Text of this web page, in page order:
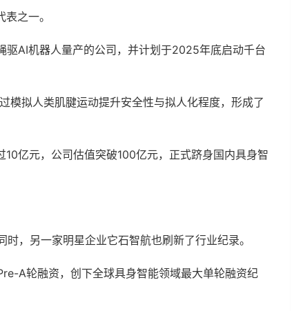
之一。
驱AI机器人量产的公司，并计划于2025年底启动千台
模拟人类肌腱运动提升安全性与拟人化程度，形成了
亿元，公司估值突破100亿元，正式跻身国内具身智
，另一家明星企业它石智航也刷新了行业纪录。
A轮融资，创下全球具身智能领域最大单轮融资纪